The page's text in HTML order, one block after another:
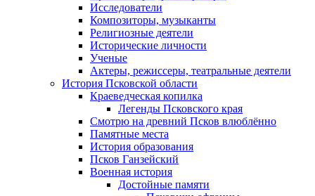
Исследователи
Композиторы, музыканты
Религиозные деятели
Исторические личности
Ученые
Актеры, режиссеры, театральные деятели
История Псковской области
Краеведческая копилка
Легенды Псковского края
Смотрю на древний Псков влюблённо
Памятные места
История образования
Псков Ганзейский
Военная история
Достойные памяти